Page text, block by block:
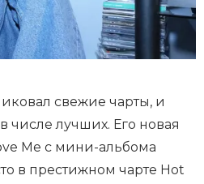
свежие чарты, и
числе лучших. Его новая
Me с мини-альбома
в престижном чарте Hot